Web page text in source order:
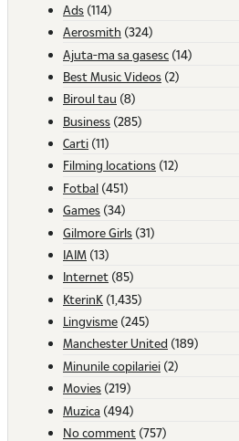
Ads (114)
Aerosmith (324)
Ajuta-ma sa gasesc (14)
Best Music Videos (2)
Biroul tau (8)
Business (285)
Carti (11)
Filming locations (12)
Fotbal (451)
Games (34)
Gilmore Girls (31)
IAIM (13)
Internet (85)
KterinK (1,435)
Lingvisme (245)
Manchester United (189)
Minunile copilariei (2)
Movies (219)
Muzica (494)
No comment (757)